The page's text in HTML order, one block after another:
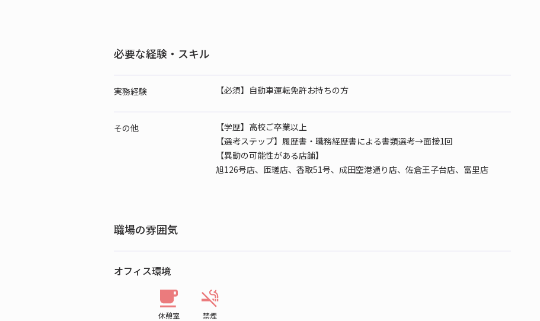
必要な経験・スキル
実務経験 【必須】自動車運転免許お持ちの方
その他
【学歴】高校ご卒業以上
【選考ステップ】履歴書・職務経歴書による書類選考→面接1回
【異動の可能性がある店舗】
旭126号店、匝瑳店、香取51号、成田空港通り店、佐倉王子台店、富里店
職場の雰囲気
オフィス環境
休憩室 禁煙